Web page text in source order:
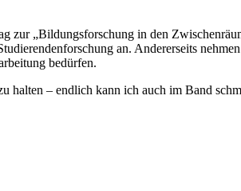
zur „Bildungsforschung in den
an. Andererseits
bedürfen.
– endlich kann ich auch im Band